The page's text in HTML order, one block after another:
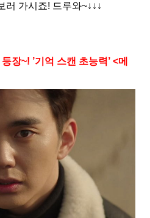
러 가시죠! 드루와~↓↓↓
장~! ’기억 스캔 초능력’ <메